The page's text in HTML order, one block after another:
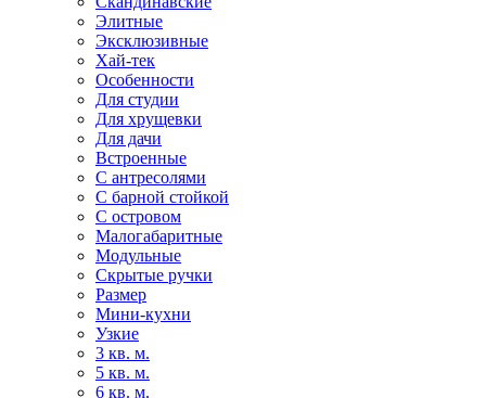
Элитные
Эксклюзивные
Хай-тек
Особенности
Для студии
Для хрущевки
Для дачи
Встроенные
С антресолями
С барной стойкой
С островом
Малогабаритные
Модульные
Скрытые ручки
Размер
Мини-кухни
Узкие
3 кв. м.
5 кв. м.
6 кв. м.